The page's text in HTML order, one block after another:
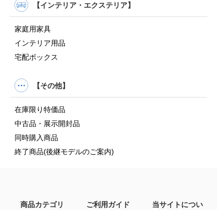
【インテリア・エクステリア】
家庭用家具
インテリア用品
宅配ボックス
【その他】
在庫限り特価品
中古品・展示開封品
同時購入商品
終了商品(後継モデルのご案内)
商品カテゴリ ご利用ガイド
当サイトについ